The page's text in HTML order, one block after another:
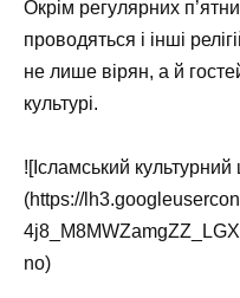
Окрім регулярних
проводяться і інші
не лише вірян, а й
культурі.
![Ісламський культурний
(https://
no)